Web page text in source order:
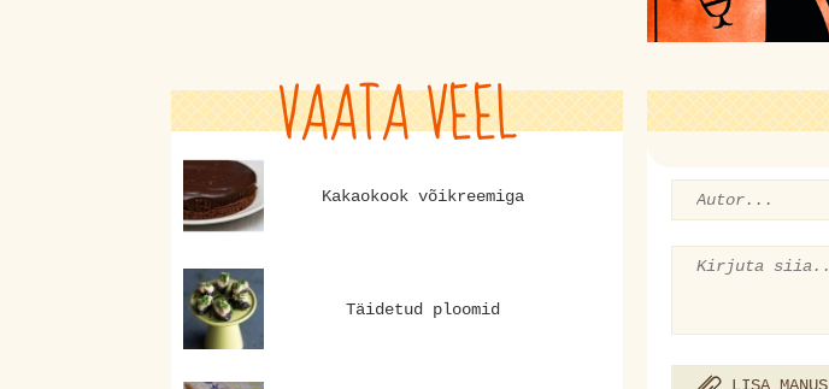
VAATA VEEL
Kakaokook võikreemiga
Täidetud ploomid